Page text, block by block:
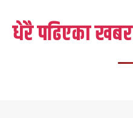
धेरै पढिएका खबर